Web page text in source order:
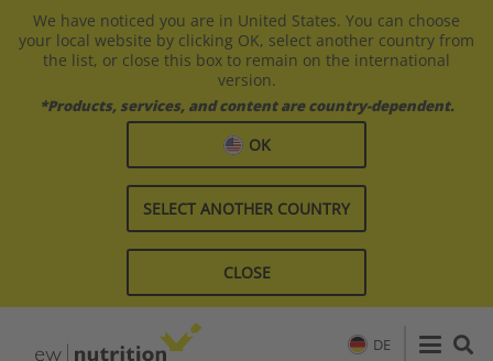
We have noticed you are in United States. You can choose
your local website by clicking OK, select another country from
the list, or close this box to remain on the international
version.
*Products, services, and content are country-dependent.
OK
SELECT ANOTHER COUNTRY
CLOSE
DE